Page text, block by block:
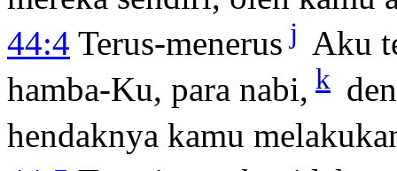
44:4 Terus-menerus j Aku
hamba-Ku, para nabi, k
hendaknya kamu